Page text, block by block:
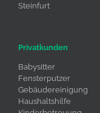
Steinfurt
Privatkunden
Babysitter
Fensterputzer
Gebäudereinigung
Haushaltshilfe